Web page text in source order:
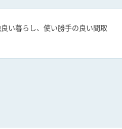
い暮らし、使い勝手の良い間取